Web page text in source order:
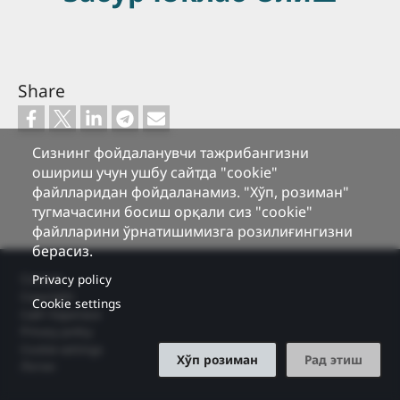
Share
Contact
Copyright
Сайт Харитаси
Сизнинг фойдаланувчи тажрибангизни
ошириш учун ушбу сайтда "cookie"
файлларидан фойдаланамиз. "Хўп, розиман"
тугмачасини босиш орқали сиз "cookie"
файлларини ўрнатишимизга розилиғингизни
берасиз.
Privacy policy
Cookie settings
Рад этиш
Хўп розиман